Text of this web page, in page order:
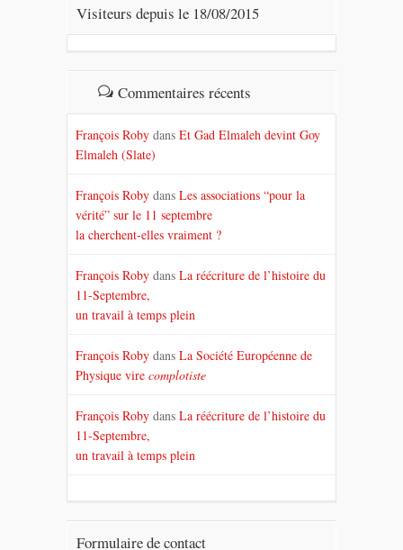
Visiteurs depuis le 18/08/2015
Commentaires récents
François Roby dansEt Gad Elmaleh devint Goy
Elmaleh (Slate)
François Roby dansLes associations “pour la
vérité” sur le 11 septembre
la cherchent-elles vraiment ?
François Roby dansLa réécriture de l’histoire du
11-Septembre,
un travail à temps plein
François Roby dansLa Société Européenne de
Physique virecomplotiste
François Roby dansLa réécriture de l’histoire du
11-Septembre,
un travail à temps plein
Formulaire de contact